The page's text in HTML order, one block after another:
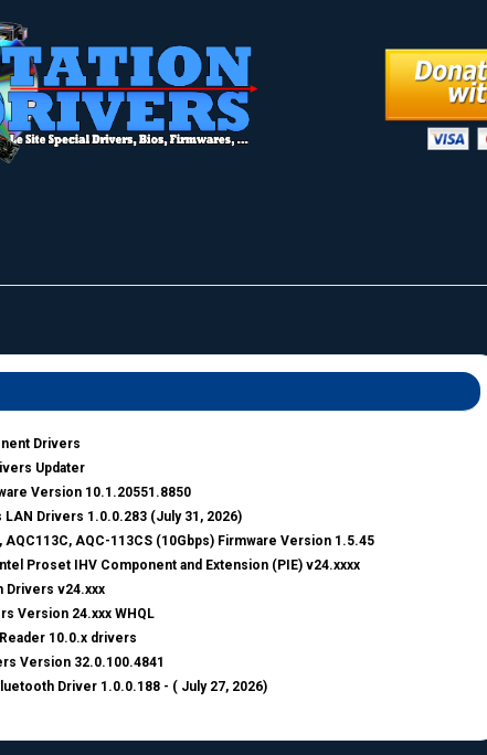
Drivers
Updater​
Version 10.1.20551.8850
LAN Drivers 1.0.0.283 (July 31, 2026)
AQC113C, AQC-113CS (10Gbps) Firmware Version 1.5.45
Proset IHV Component and Extension (PIE) v24.xxxx
Drivers v24.xxx
Version 24.xxx WHQL
10.0.x drivers
Version 32.0.100.4841
Driver 1.0.0.188 - ( July 27, 2026)